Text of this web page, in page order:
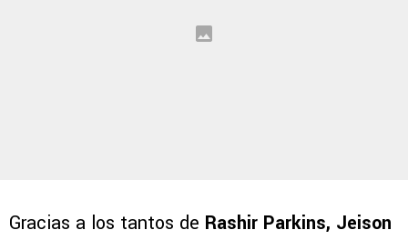
Gracias a los tantos de Rashir Parkins, Jeison